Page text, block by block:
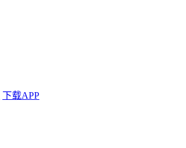
下载APP